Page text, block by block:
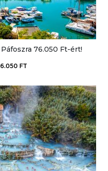
76.050 Ft-ért!
FT